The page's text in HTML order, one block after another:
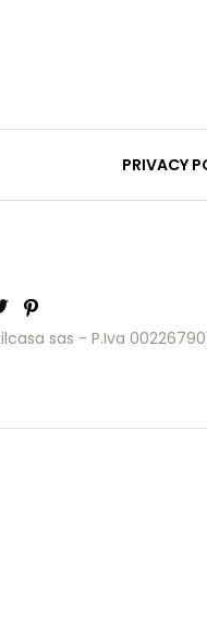
PRIVACY
sas - P.Iva